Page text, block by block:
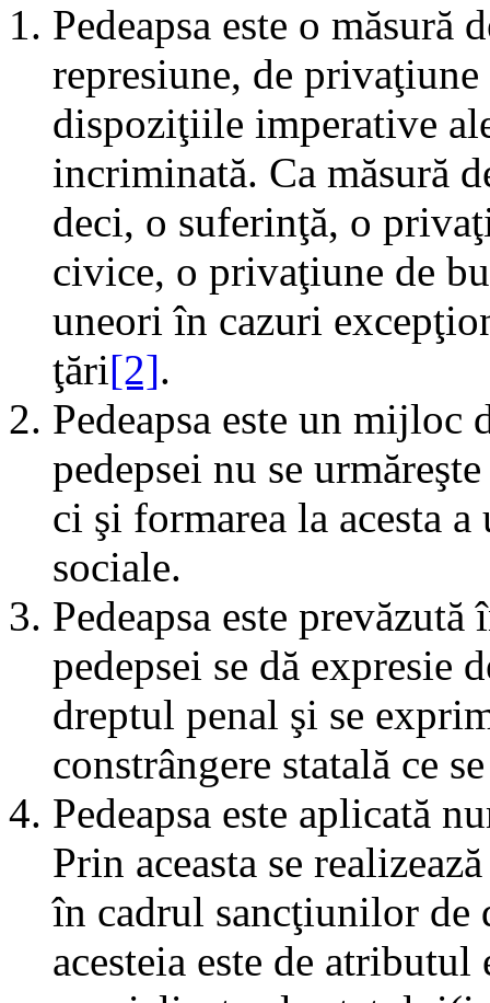
Pedeapsa este o măsură
represiune, de
dispoziţiile imperative
incriminată. Ca măsură
deci, o suferinţă, o
civice, o privaţiune de
uneori în cazuri
ţări[2].
Pedeapsa este un mijloc
pedepsei nu se
ci şi formarea la acesta
sociale.
Pedeapsa este
pedepsei se dă
dreptul penal şi se
constrângere statală ce
Pedeapsa este aplicată
Prin aceasta se
în cadrul sancţiunilor de
acesteia este de